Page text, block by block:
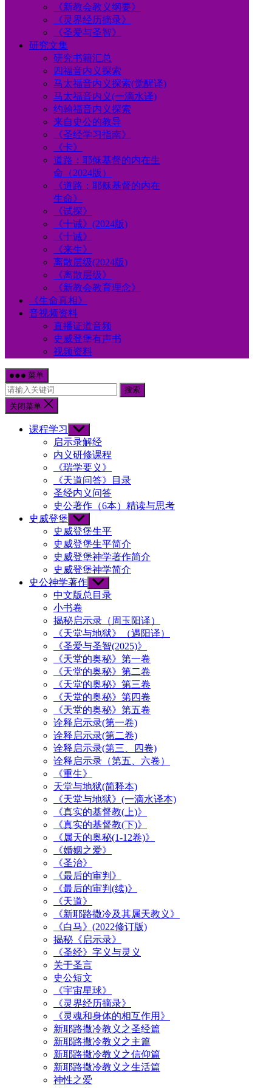
《新教会教义纲要》
《灵界经历摘录》
《圣爱与圣智》
研究文集
研究书籍汇总
四福音内义探索
马太福音内义探索(觉醒译)
马太福音内义(一滴水译)
约翰福音内义探索
来自史公的教导
《圣经学习指南》
《卡》
道路：耶稣基督的内在生
命（2024版）
《道路：耶稣基督的内在
生命》
《试探》
《十诫》(2024版)
《十诫》
《来生》
离散层级(2024版)
《离散层级》
《新教会教育理念》
《生命真相》
音视频资料
直播证道音频
史威登堡有声书
视频资料
菜单
搜索
关闭菜单
课程学习
Show
sub
menu
启示录解经
内义研修课程
《瑞学要义》
《天道问答》目录
圣经内义问答
史公著作（6本）精读与思考
史威登堡 Show
sub
menu
史威登堡生平
史威登堡生平简介
史威登堡神学著作简介
史威登堡神学简介
史公神学著作 Show
sub
menu
中文版总目录
小书卷
揭秘启示录（周玉阳译）
《天堂与地狱》（遇阳译）
《圣爱与圣智(2025)》
《天堂的奥秘》第一卷
《天堂的奥秘》第二卷
《天堂的奥秘》第三卷
《天堂的奥秘》第四卷
《天堂的奥秘》第五卷
诠释启示录(第一卷)
诠释启示录(第二卷)
诠释启示录(第三、四卷)
诠释启示录（第五、六卷）
《重生》
天堂与地狱(简释本)
《天堂与地狱》(一滴水译本)
《真实的基督教(上)》
《真实的基督教(下)》
《属天的奥秘(1-12卷)》
《婚姻之爱》
《圣治》
《最后的审判》
《最后的审判(续)》
《天道》
《新耶路撒冷及其属天教义》
《白马》(2022修订版)
揭秘《启示录》
《圣经》字义与灵义
关于圣言
史公短文
《宇宙星球》
《灵界经历摘录》
《灵魂和身体的相互作用》
新耶路撒冷教义之圣经篇
新耶路撒冷教义之主篇
新耶路撒冷教义之信仰篇
新耶路撒冷教义之生活篇
神性之爱